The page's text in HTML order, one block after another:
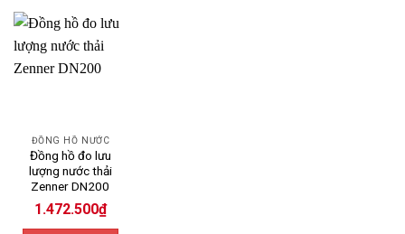
ĐỒNG HỒ NƯỚC
Đồng hồ đo lưu
lượng nước thải
Zenner DN200
1.472.500₫